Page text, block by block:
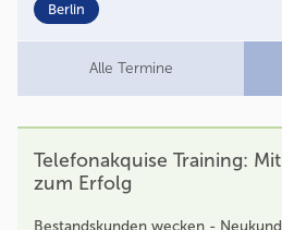
Berlin
Alle Termine
Telefonakquise Training:
zum Erfolg
Bestandskunden wecken -